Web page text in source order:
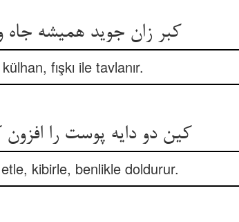
fışkı ile tavlanır.
kibirle, benlikle doldurur.